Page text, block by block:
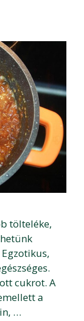
tölteléke,
cukrot. A
a
…